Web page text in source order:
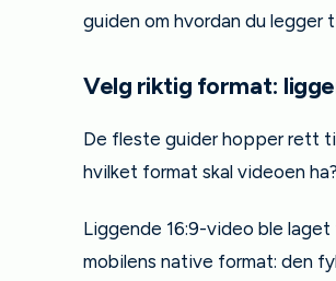
guiden om hvordan du
Velg riktig format:
De fleste guider hopper rett
hvilket format skal videoen ha?
Liggende 16:9-video ble
mobilens native format: den